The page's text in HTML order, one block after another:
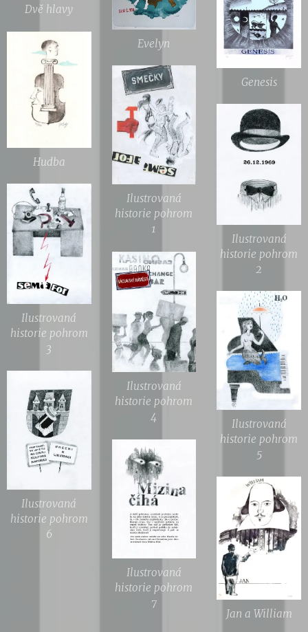
Dvě hlavy
Evelyn
Genesis
Hudba
Ilustrovaná
historie pohrom
1
Ilustrovaná
historie pohrom
2
Ilustrovaná
historie pohrom
3
Ilustrovaná
historie pohrom
4
Ilustrovaná
historie pohrom
5
Ilustrovaná
historie pohrom
6
Ilustrovaná
historie pohrom
7
Jan a William